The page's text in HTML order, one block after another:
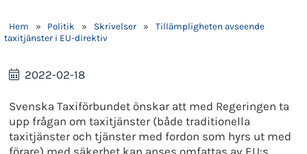
Hem » Politik » Skrivelser »
Tillämpligheten avseende
taxitjänster i EU-direktiv
2022-02-18
Svenska Taxiförbundet önskar att med Regeringen ta
upp frågan om taxitjänster (både traditionella
taxitjänster och tjänster med fordon som hyrs ut med
förare) med säkerhet kan anses omfattas av EU:s